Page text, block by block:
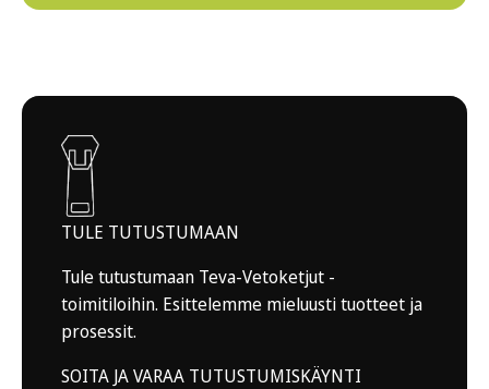
TULE TUTUSTUMAAN
Tule tutustumaan Teva-Vetoketjut -
toimitiloihin. Esittelemme mieluusti tuotteet ja
prosessit.
SOITA JA VARAA TUTUSTUMISKÄYNTI